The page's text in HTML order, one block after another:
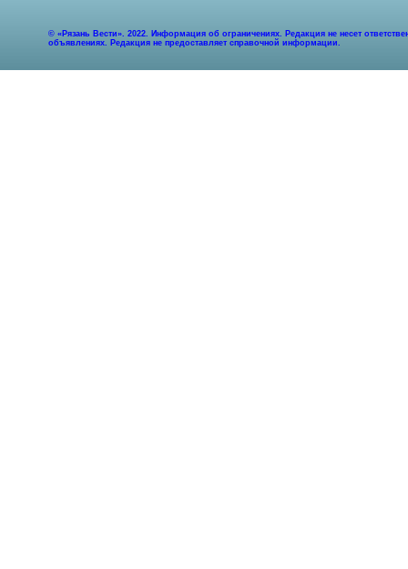
© «Рязань Вести». 2022. Информация об ограничениях. Редакция не несет
объявлениях. Редакция не предоставляет справочной информации.